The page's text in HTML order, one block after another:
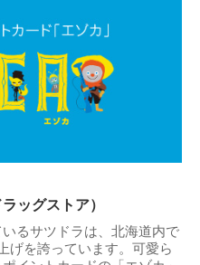
ッグストア）
るサツドラは、北海道内で
げを誇っています。可愛ら